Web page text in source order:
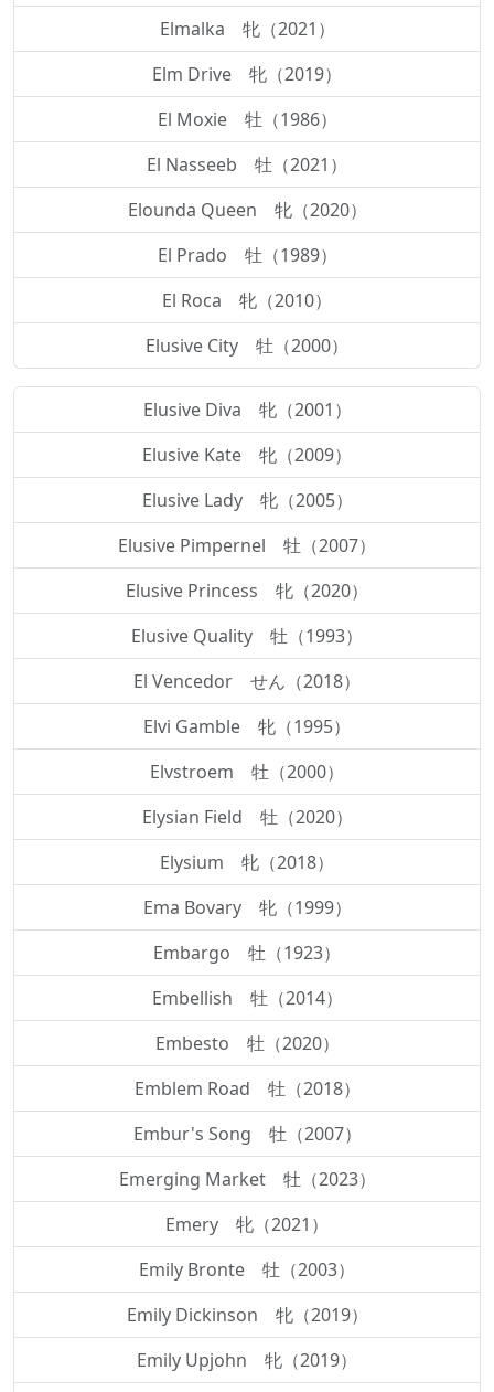
Elmalka 牝（2021）
Elm Drive 牝（2019）
El Moxie 牡（1986）
El Nasseeb 牡（2021）
Elounda Queen 牝（2020）
El Prado 牡（1989）
El Roca 牝（2010）
Elusive City 牡（2000）
Elusive Diva 牝（2001）
Elusive Kate 牝（2009）
Elusive Lady 牝（2005）
Elusive Pimpernel 牡（2007）
Elusive Princess 牝（2020）
Elusive Quality 牡（1993）
El Vencedor せん（2018）
Elvi Gamble 牝（1995）
Elvstroem 牡（2000）
Elysian Field 牡（2020）
Elysium 牝（2018）
Ema Bovary 牝（1999）
Embargo 牡（1923）
Embellish 牡（2014）
Embesto 牡（2020）
Emblem Road 牡（2018）
Embur's Song 牡（2007）
Emerging Market 牡（2023）
Emery 牝（2021）
Emily Bronte 牡（2003）
Emily Dickinson 牝（2019）
Emily Upjohn 牝（2019）